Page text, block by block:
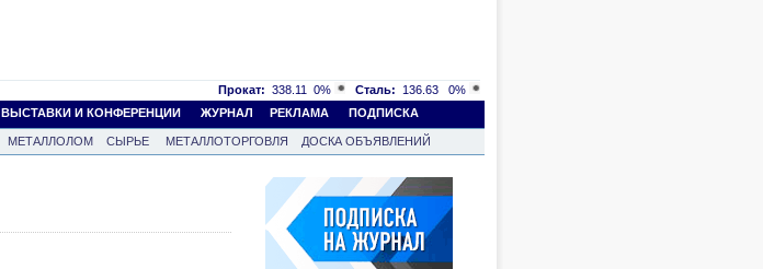
Прокат: 338.11 0% Сталь: 136.63
0%
ВЫСТАВКИ И КОНФЕРЕНЦИИ ЖУРНАЛ РЕКЛАМА ПОДПИСКА
МЕТАЛЛОЛОМ СЫРЬЕ МЕТАЛЛОТОРГОВЛЯ
ДОСКА ОБЪЯВЛЕНИЙ